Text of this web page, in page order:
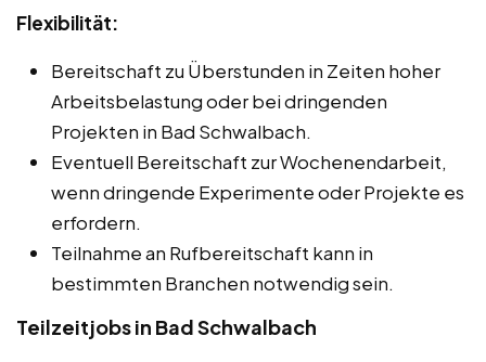
Flexibilität:
Bereitschaft zu Überstunden in Zeiten hoher
Arbeitsbelastung oder bei dringenden
Projekten in Bad Schwalbach.
Eventuell Bereitschaft zur Wochenendarbeit,
wenn dringende Experimente oder Projekte es
erfordern.
Teilnahme an Rufbereitschaft kann in
bestimmten Branchen notwendig sein.
Teilzeitjobs in Bad Schwalbach